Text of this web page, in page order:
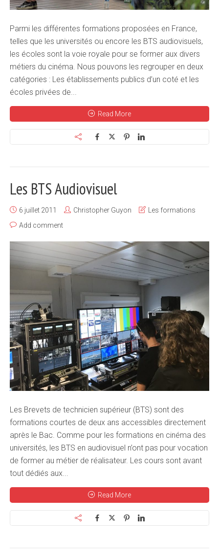
Parmi les différentes formations proposées en France,
telles que les universités ou encore les BTS audiovisuels,
les écoles sont la voie royale pour se former aux divers
métiers du cinéma. Nous pouvons les regrouper en deux
catégories : Les établissements publics d’un coté et les
écoles privées de...
Read More
Les BTS Audiovisuel
6 juillet 2011 Christopher Guyon
Les formations
Add comment
Les Brevets de technicien supérieur (BTS) sont des
formations courtes de deux ans accessibles directement
après le Bac. Comme pour les formations en cinéma des
universités, les BTS en audiovisuel n’ont pas pour vocation
de former au métier de réalisateur. Les cours sont avant
tout dédiés aux...
Read More